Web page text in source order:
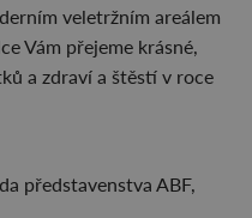
veletržním areálem
Vám přejeme krásné,
a zdraví a štěstí v roce
představenstva ABF,